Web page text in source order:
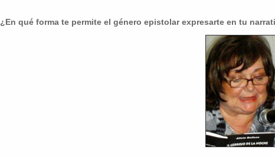
¿En qué forma te permite el género epistolar expresarte en tu